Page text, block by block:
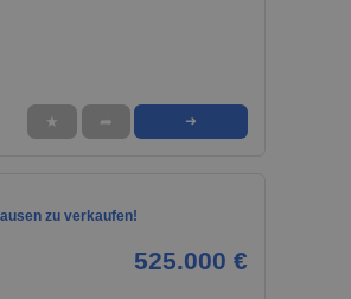
★ ➦ ➜
zu verkaufen!
525.000 €